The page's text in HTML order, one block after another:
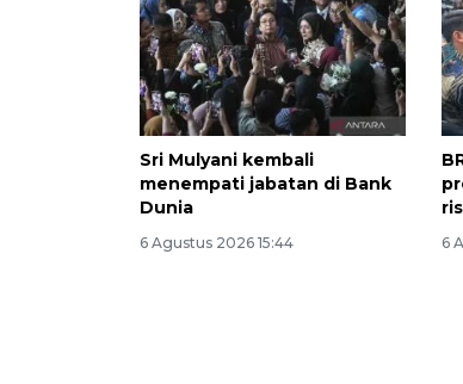
Sri Mulyani kembali
menempati jabatan di Bank
Dunia
6 Agustus 2026 15:44 6